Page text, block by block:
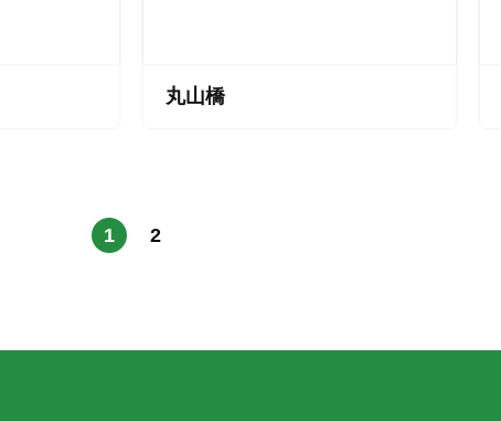
丸山橋
1 2